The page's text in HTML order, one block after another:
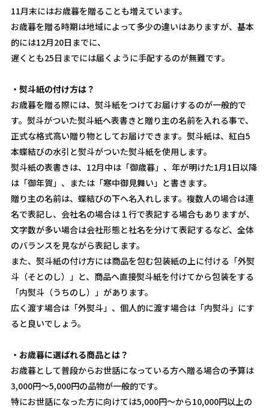
11月末にはお歳暮を贈ることも増えています。
お歳暮を贈る時期は地域によって多少の違いはありますが、基本
的には12月20日までに、
遅くとも25日までには届くように手配するのが無難です。
・熨斗紙の付け方は？
お歳暮を贈る際には、熨斗紙をつけてお届けするのが一般的で
す。熨斗がついた熨斗紙へ表書きと贈り主の名前を入れる事で、
正式な格式高い贈り物としてお届けできます。熨斗紙は、紅白5
本蝶結びの水引と熨斗がついた熨斗紙を使用します。
熨斗紙の表書きは、12月中は「御歳暮」、年が明けた1月1日以降
は「御年賀」、または「寒中御見舞い」と書きます。
贈り主の名前は、蝶結びの下へ名入れします。複数人の場合は連
名で表記し、会社名の場合は１行で表記する場合もありますが、
文字数が多い場合は会社形態と社名を分けて表記するなど、全体
のバランスを見ながら表記します。
また、熨斗紙の付け方には商品を包む包装紙の上に付ける「外熨
斗（そとのし）」と、商品へ直接熨斗紙を付けてから包装をする
「内熨斗（うちのし）」があります。
広く渡す場合は「外熨斗」、個人的に渡す場合は「内熨斗」にす
ると良いでしょう。
・お歳暮に選ばれる商品とは？
お歳暮として普段からお世話になっている方へ贈る場合の予算は
3,000円～5,000円の品物が一般的です。
特にお世話になった方に向けては5,000円～から10,000円以上の